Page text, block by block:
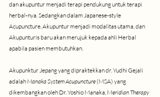
dan akupuntur menjadi terapi pendukung untuk terapi
herbal-nya. Sedangkan dalam Japanese-style
Acupuncture, Akupuntur menjadi modalitas utama, dan
Akupunturis baru akan merujuk kepada ahli Herbal
apabila pasien membutuhkan.
Akupunktur Jepang yang dipraktekkan dr. Yudhi Gejali
adalah Manaka System Acupuncture (MSA) yang
dikembangkan oleh Dr. Yoshio Manaka, Meridian Therapy